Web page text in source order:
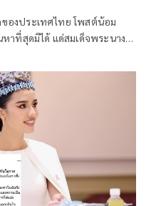
องประเทศไทย โพสต์น้อม
าที่สุดมิได้ แด่สมเด็จพระนาง
วยความเสียสละ ความงามจาก
อผู้อื่น